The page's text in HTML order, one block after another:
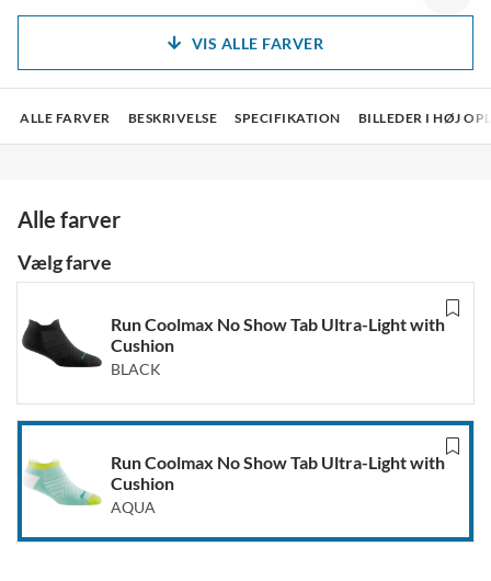
VIS ALLE FARVER
ALLE FARVER BESKRIVELSE SPECIFIKATION BILLEDER I HØJ
Alle farver
Vælg farve
Run Coolmax No Show Tab Ultra-Light with
Cushion
BLACK
Run Coolmax No Show Tab Ultra-Light with
Cushion
AQUA